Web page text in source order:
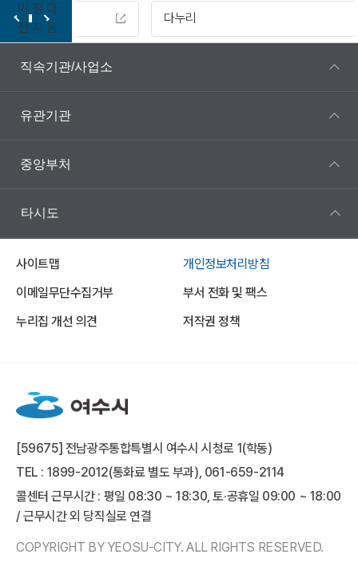
이
전
정
지
다
음
다누리
직속기관/사업소
유관기관
중앙부처
타시도
사이트맵
개인정보처리방침
이메일무단수집거부
부서 전화 및 팩스
누리집 개선 의견
저작권 정책
[59675] 전남광주통합특별시 여수시 시청로 1(학동)
TEL : 1899-2012(통화료 별도 부과), 061-659-2114
콜센터 근무시간 : 평일 08:30 ~ 18:30, 토·공휴일 09:00 ~ 18:00
/ 근무시간 외 당직실로 연결
COPYRIGHT BY YEOSU-CITY. ALL RIGHTS RESERVED.